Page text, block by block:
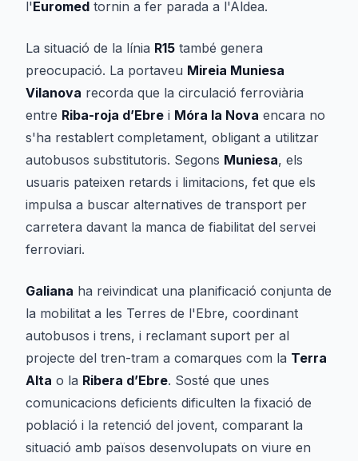
l'Euromed tornin a fer parada a l'Aldea.
La situació de la línia R15 també genera
preocupació. La portaveu Mireia Muniesa
Vilanova recorda que la circulació ferroviària
entre Riba-roja d’Ebre i Móra la Nova encara no
s'ha restablert completament, obligant a utilitzar
autobusos substitutoris. Segons Muniesa, els
usuaris pateixen retards i limitacions, fet que els
impulsa a buscar alternatives de transport per
carretera davant la manca de fiabilitat del servei
ferroviari.
Galiana ha reivindicat una planificació conjunta de
la mobilitat a les Terres de l'Ebre, coordinant
autobusos i trens, i reclamant suport per al
projecte del tren-tram a comarques com la Terra
Alta o la Ribera d’Ebre. Sosté que unes
comunicacions deficients dificulten la fixació de
població i la retenció del jovent, comparant la
situació amb països desenvolupats on viure en